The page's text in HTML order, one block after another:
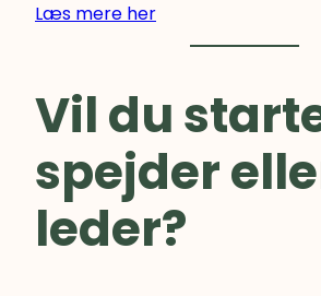
Læs mere her
Vil du
spejder
leder?